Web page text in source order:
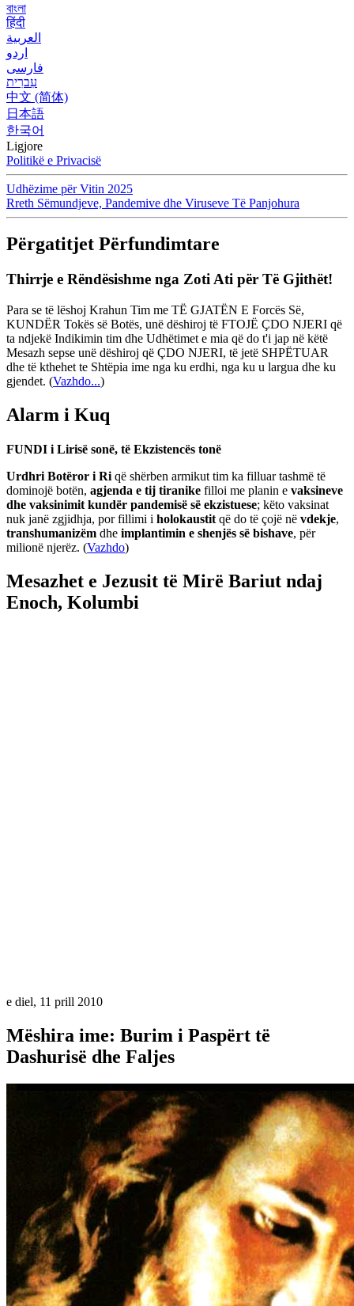
বাংলা
हिंदी
العربية
اردو
فارسی
עִברִית
中文 (简体)
日本語
한국어
Ligjore
Politikë e Privacisë
Udhëzime për Vitin 2025
Rreth Sëmundjeve, Pandemive dhe Viruseve Të Panjohura
Përgatitjet Përfundimtare
Thirrje e Rëndësishme nga Zoti Ati për Të Gjithët!
Para se të lëshoj Krahun Tim me TË GJATËN E Forcës Së,
KUNDËR Tokës së Botës, unë dëshiroj të FTOJË ÇDO NJERI që
ta ndjekë Indikimin tim dhe Udhëtimet e mia që do t'i jap në këtë
Mesazh sepse unë dëshiroj që ÇDO NJERI, të jetë SHPËTUAR
dhe të kthehet te Shtëpia ime nga ku erdhi, nga ku u largua dhe ku
gjendet. (Vazhdo...)
Alarm i Kuq
FUNDI i Lirisë sonë, të Ekzistencës tonë
Urdhri Botëror i Ri që shërben armikut tim ka filluar tashmë të
dominojë botën, agjenda e tij tiranike filloi me planin e vaksineve
dhe vaksinimit kundër pandemisë së ekzistuese; këto vaksinat
nuk janë zgjidhja, por fillimi i holokaustit që do të çojë në vdekje,
transhumanizëm dhe implantimin e shenjës së bishave, për
milionë njerëz. (Vazhdo)
Mesazhet e Jezusit të Mirë Bariut ndaj
Enoch, Kolumbi
e diel, 11 prill 2010
Mëshira ime: Burim i Paspërt të
Dashurisë dhe Faljes